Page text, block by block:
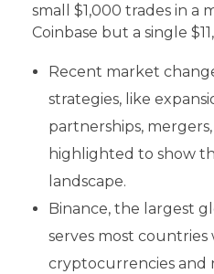
small $1,000 trades in a
Coinbase but a single
Recent market
strategies, like
partnerships,
highlighted to show
landscape.
Binance, the largest
serves most countries
cryptocurrencies and